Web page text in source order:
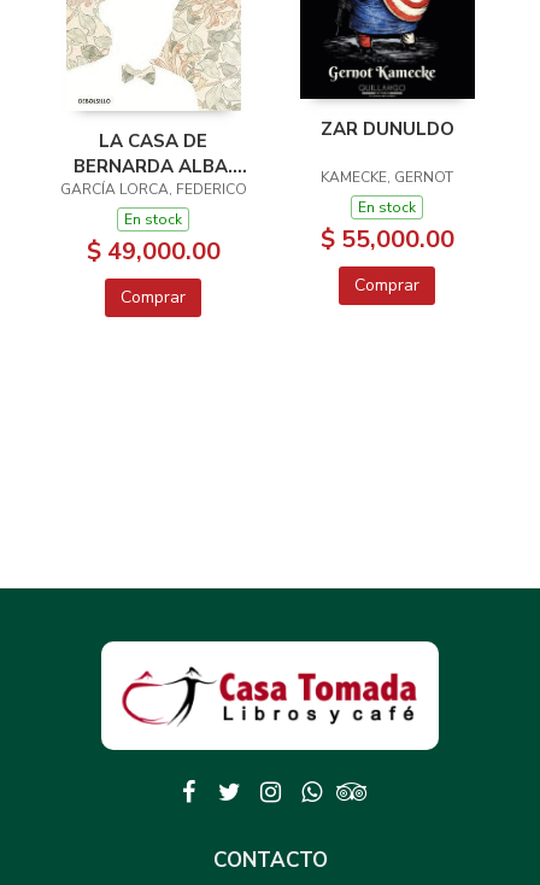
LA CASA DE
BERNARDA ALBA.
DOÑA ROSITA LA
SOLTERA
GARCÍA LORCA, FEDERICO
En stock
$ 49,000.00
Comprar
ZAR DUNULDO
KAMECKE, GERNOT
En stock
$ 55,000.00
Comprar
CONTACTO